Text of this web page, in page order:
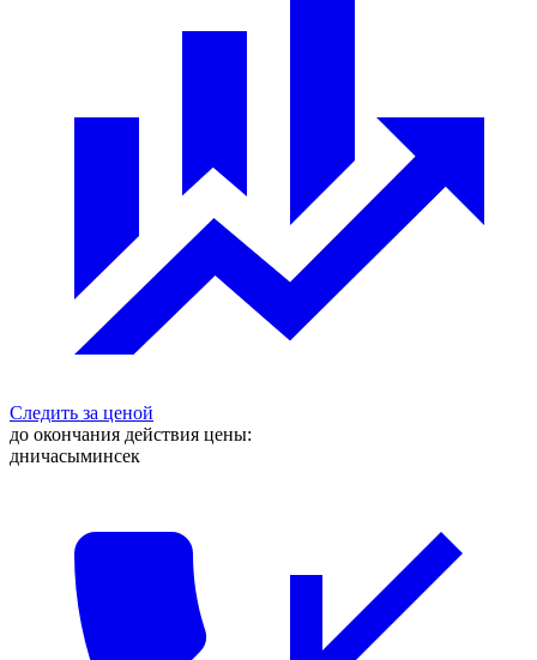
Следить за ценой
до окончания действия цены:
дничасыминсек